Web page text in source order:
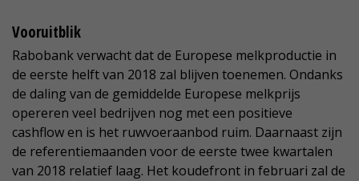
Vooruitblik
Rabobank verwacht dat de Europese melkproductie in
de eerste helft van 2018 zal blijven toenemen. Ondanks
de daling van de gemiddelde Europese melkprijs
opereren veel bedrijven nog met een positieve
cashflow en is het ruwvoeraanbod ruim. Daarnaast zijn
de referentiemaanden voor de eerste twee kwartalen
van 2018 relatief laag. Het koudefront in februari zal de